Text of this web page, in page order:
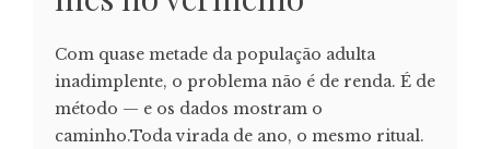
Com quase metade da população adulta
inadimplente, o problema não é de renda. É de
método — e os dados mostram o
caminho.Toda virada de ano, o mesmo ritual.